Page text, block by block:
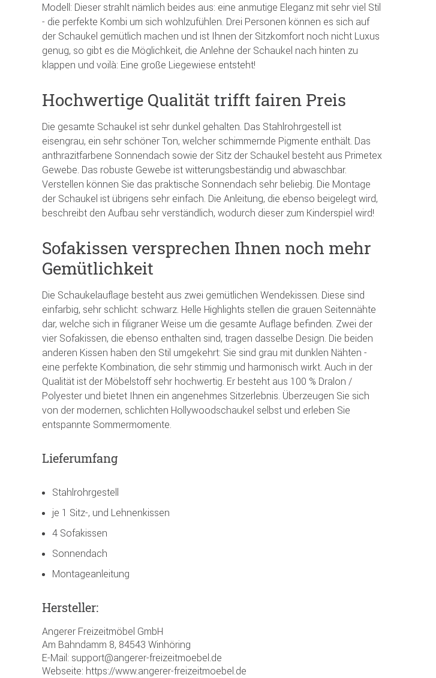
Modell: Dieser strahlt nämlich beides aus: eine anmutige Eleganz mit sehr viel Stil
- die perfekte Kombi um sich wohlzufühlen. Drei Personen können es sich auf
der Schaukel gemütlich machen und ist Ihnen der Sitzkomfort noch nicht Luxus
genug, so gibt es die Möglichkeit, die Anlehne der Schaukel nach hinten zu
klappen und voilà: Eine große Liegewiese entsteht!
Hochwertige Qualität trifft fairen Preis
Die gesamte Schaukel ist sehr dunkel gehalten. Das Stahlrohrgestell ist
eisengrau, ein sehr schöner Ton, welcher schimmernde Pigmente enthält. Das
anthrazitfarbene Sonnendach sowie der Sitz der Schaukel besteht aus Primetex
Gewebe. Das robuste Gewebe ist witterungsbeständig und abwaschbar.
Verstellen können Sie das praktische Sonnendach sehr beliebig. Die Montage
der Schaukel ist übrigens sehr einfach. Die Anleitung, die ebenso beigelegt wird,
beschreibt den Aufbau sehr verständlich, wodurch dieser zum Kinderspiel wird!
Sofakissen versprechen Ihnen noch mehr
Gemütlichkeit
Die Schaukelauflage besteht aus zwei gemütlichen Wendekissen. Diese sind
einfarbig, sehr schlicht: schwarz. Helle Highlights stellen die grauen Seitennähte
dar, welche sich in filigraner Weise um die gesamte Auflage befinden. Zwei der
vier Sofakissen, die ebenso enthalten sind, tragen dasselbe Design. Die beiden
anderen Kissen haben den Stil umgekehrt: Sie sind grau mit dunklen Nähten -
eine perfekte Kombination, die sehr stimmig und harmonisch wirkt. Auch in der
Qualität ist der Möbelstoff sehr hochwertig. Er besteht aus 100 % Dralon /
Polyester und bietet Ihnen ein angenehmes Sitzerlebnis. Überzeugen Sie sich
von der modernen, schlichten Hollywoodschaukel selbst und erleben Sie
entspannte Sommermomente.
Lieferumfang
Stahlrohrgestell
je 1 Sitz-, und Lehnenkissen
4 Sofakissen
Sonnendach
Montageanleitung
Hersteller:
Angerer Freizeitmöbel GmbH
Am Bahndamm 8, 84543 Winhöring
E-Mail: support@angerer-freizeitmoebel.de
Webseite: https://www.angerer-freizeitmoebel.de